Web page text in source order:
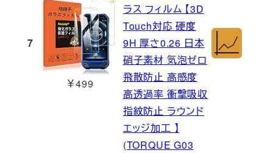
7
￥499
ラス フィルム 【3D
Touch対応 硬度
9H 厚さ0.26 日本
硝子素材 気泡ゼロ
飛散防止 高感度
高透過率 衝撃吸収
指紋防止 ラウンド
エッジ加工 】
(TORQUE G03